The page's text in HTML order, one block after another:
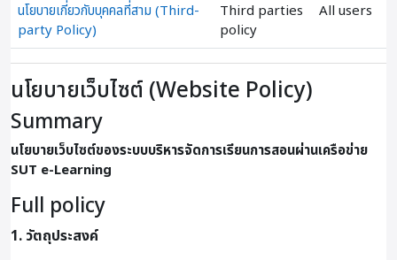
นโยบายเกี่ยวกับบุคคลที่สาม (Third-
party Policy)
Third parties
policy
All users
นโยบายเว็บไซต์ (Website Policy)
Summary
นโยบายเว็บไซต์ของระบบบริหารจัดการเรียนการสอนผ่านเครือข่าย
SUT e-Learning
Full policy
1. วัตถุประสงค์